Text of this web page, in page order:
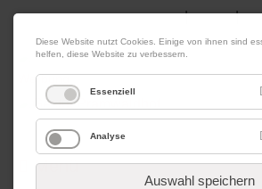
07. August 2026 Impressum|Kontakt|
Werbung
Menü
Diese Website nutzt Cookies. Einige von ihnen sind
helfen, diese Website zu verbessern.
Essenziell
Analyse
Auswahl speichern